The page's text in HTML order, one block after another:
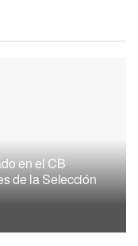
en el CB
de la Selección